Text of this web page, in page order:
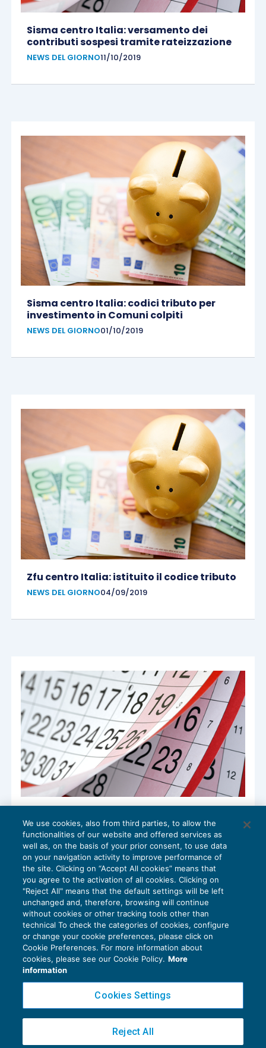
Sisma centro Italia: versamento dei
contributi sospesi tramite rateizzazione
NEWS DEL GIORNO11/10/2019
Sisma centro Italia: codici tributo per
investimento in Comuni colpiti
NEWS DEL GIORNO01/10/2019
Zfu centro Italia: istituito il codice tributo
NEWS DEL GIORNO04/09/2019
sospensione dei versamenti Inail
NEWS DEL GIORNO 27/06/2019
1 2 3 … 7
Privacy Policy
Cookie Policy
Copyright 2016 ©Gruppo Euroconference S.p.A.v2.32.4
Piazza Luigi Einaudi, 10N01 - 20124 Milano - info@ecnews.it
We use cookies, also from third parties, to allow the
functionalities of our website and offered services as
well as, on the basis of your prior consent, to use data
on your navigation activity to improve performance of
the site. Clicking on “Accept All cookies” means that
you agree to the activation of all cookies. Clicking on
"Reject All" means that the default settings will be left
unchanged and, therefore, browsing will continue
without cookies or other tracking tools other than
technical To check the categories of cookies, configure
or change your cookie preferences, please click on
Cookie Preferences. For more information about
cookies, please see our Cookie Policy. More
information
Cookies Settings
Reject All